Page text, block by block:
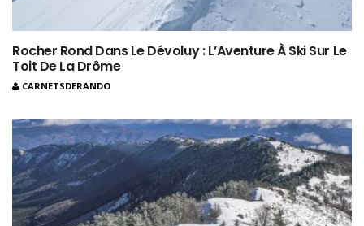
Rocher Rond Dans Le Dévoluy : L’Aventure À Ski Sur Le
Toit De La Drôme
CARNETSDERANDO